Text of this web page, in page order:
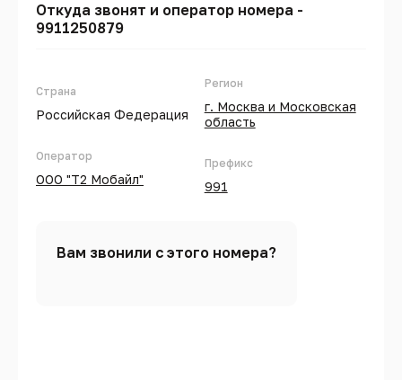
Откуда звонят и оператор номера -
9911250879
Страна
Российская Федерация
Оператор
ООО "Т2 Мобайл"
Регион
г. Москва и Московская
область
Префикс
991
Вам звонили с этого номера?